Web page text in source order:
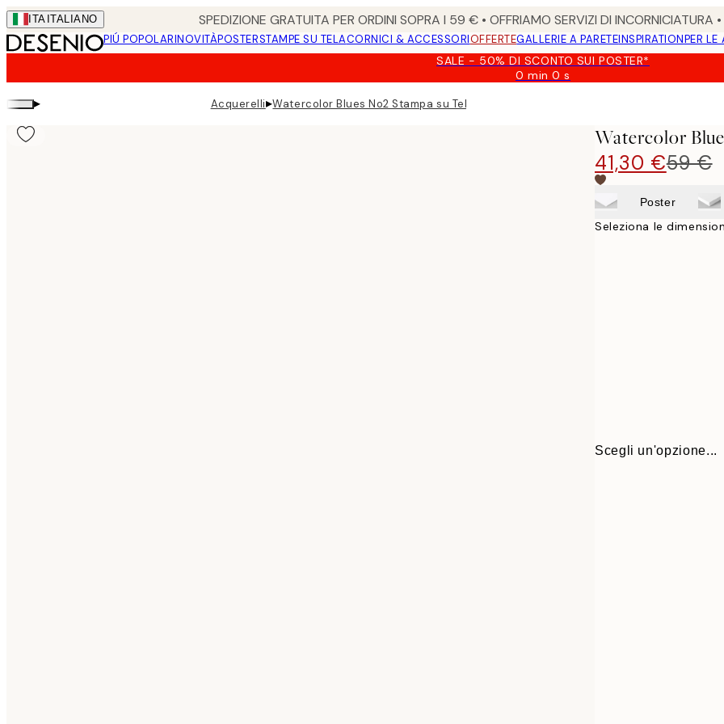
Skip
to
main
ITA ITALIANO SPEDIZIONE GRATUITA PER ORDINI SOPRA I 59 € • OFFRIAMO SERVIZI DI
PIÚ POPOLARINOVITÀPOSTERSTAMPE SU TELACORNICI & ACCESSORIOFFERTEGALLERIE A PARETEINSPIRATIONPER LE
SALE - 50% DI SCONTO SUI POSTER*
0 min0 s
Valido
▸ Acquerelli▸Watercolor Blues No2 Stampa su Tela
Watercolor
41,30 €59 €
Poster
Seleziona le
Scegli un'opzione...